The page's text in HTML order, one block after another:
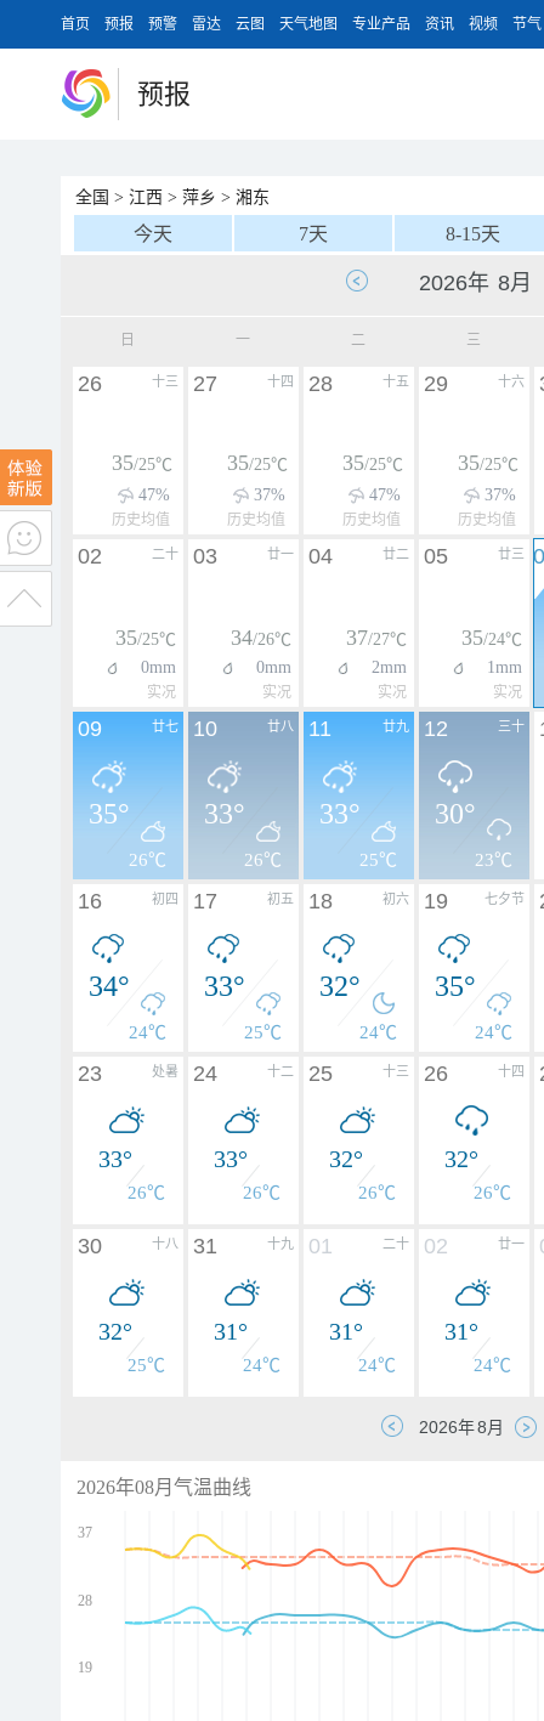
首页 预报 预警 雷达 云图 天气地图 专业产品 资讯 视频 节气
预报
全国 > 江西 > 萍乡 > 湘东
今天 7天 8-15天
日 一 二 三
十三
26
35/25℃
47%
历史均值
十四
27
35/25℃
37%
历史均值
十五
28
35/25℃
47%
历史均值
十六
29
35/25℃
37%
历史均值
二十
02
35/25℃
0mm
实况
廿一
03
34/26℃
0mm
实况
廿二
04
37/27℃
2mm
实况
廿三
05
35/24℃
1mm
实况
廿七
09
35°
26℃
廿八
10
33°
26℃
廿九
11
33°
25℃
三十
12
30°
23℃
初四
16
34°
24℃
初五
17
33°
25℃
初六
18
32°
24℃
七夕节
19
35°
24℃
处暑
23
33°
26℃
十二
24
33°
26℃
十三
25
32°
26℃
十四
26
32°
26℃
十八
30
32°
25℃
十九
31
31°
24℃
二十
01
31°
24℃
廿一
02
31°
24℃
2026年08月气温曲线
37
28
19